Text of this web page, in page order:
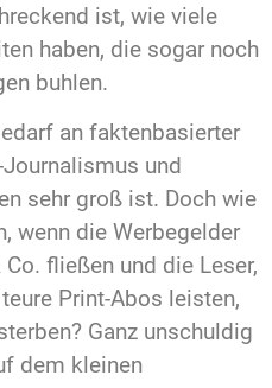
ist, wie viele
haben, die sogar noch
buhlen.
an faktenbasierter
und
sehr groß ist. Doch wie
wenn die Werbegelder
fließen und die Leser,
Print-Abos leisten,
Ganz unschuldig
dem kleinen